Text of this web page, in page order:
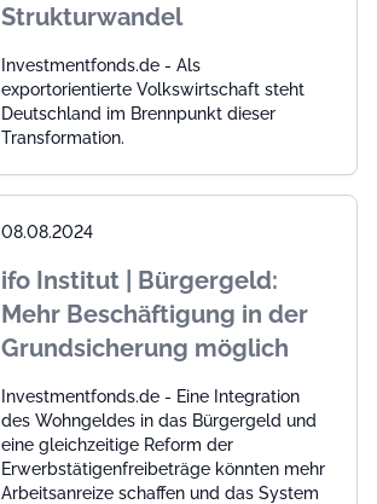
Strukturwandel
Investmentfonds.de - Als
exportorientierte Volkswirtschaft steht
Deutschland im Brennpunkt dieser
Transformation.
08.08.2024
ifo Institut | Bürgergeld:
Mehr Beschäftigung in der
Grundsicherung möglich
Investmentfonds.de - Eine Integration
des Wohngeldes in das Bürgergeld und
eine gleichzeitige Reform der
Erwerbstätigenfreibeträge könnten mehr
Arbeitsanreize schaffen und das System